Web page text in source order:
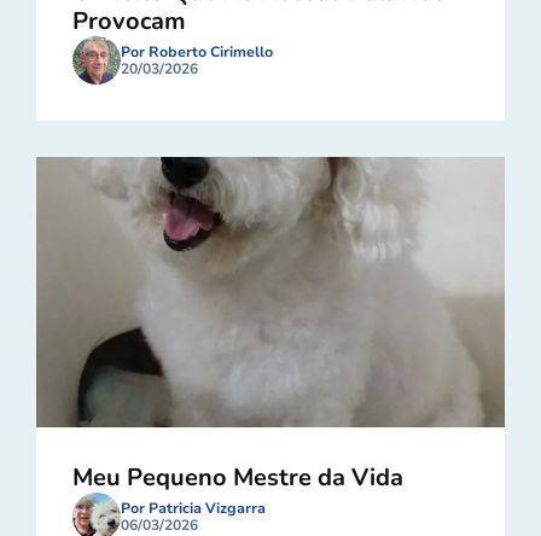
Provocam
Por Roberto Cirimello
20/03/2026
Meu Pequeno Mestre da Vida
Por Patricia Vizgarra
06/03/2026